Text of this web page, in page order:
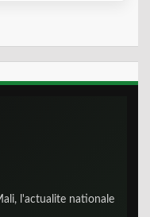
l'actualite nationale